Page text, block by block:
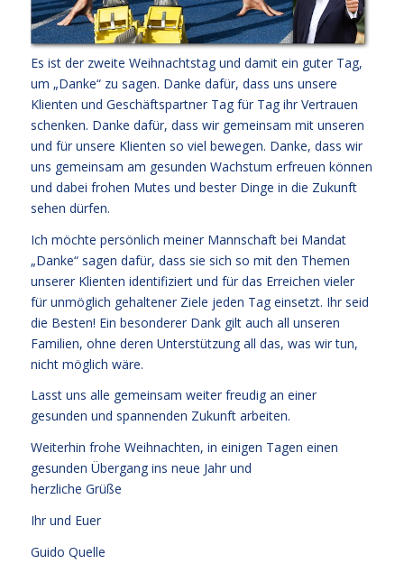
Es ist der zweite Weihnachtstag und damit ein guter Tag,
um „Danke“ zu sagen. Danke dafür, dass uns unsere
Klienten und Geschäftspartner Tag für Tag ihr Vertrauen
schenken. Danke dafür, dass wir gemeinsam mit unseren
und für unsere Klienten so viel bewegen. Danke, dass wir
uns gemeinsam am gesunden Wachstum erfreuen können
und dabei frohen Mutes und bester Dinge in die Zukunft
sehen dürfen.
Ich möchte persönlich meiner Mannschaft bei Mandat
„Danke“ sagen dafür, dass sie sich so mit den Themen
unserer Klienten identifiziert und für das Erreichen vieler
für unmöglich gehaltener Ziele jeden Tag einsetzt. Ihr seid
die Besten! Ein besonderer Dank gilt auch all unseren
Familien, ohne deren Unterstützung all das, was wir tun,
nicht möglich wäre.
Lasst uns alle gemeinsam weiter freudig an einer
gesunden und spannenden Zukunft arbeiten.
Weiterhin frohe Weihnachten, in einigen Tagen einen
gesunden Übergang ins neue Jahr und
herzliche Grüße
Ihr und Euer
Guido Quelle